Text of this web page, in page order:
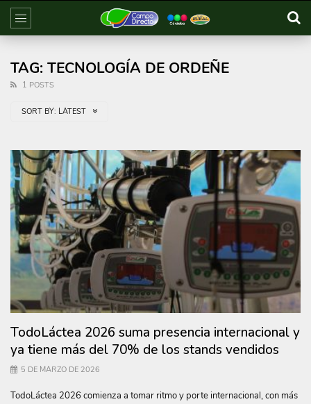
TAG: TECNOLOGÍA DE ORDEÑE
1 POSTS
SORT BY: LATEST
TodoLáctea 2026 suma presencia internacional y
ya tiene más del 70% de los stands vendidos
5 DE MARZO DE 2026
TodoLáctea 2026 comienza a tomar ritmo y porte internacional, con más